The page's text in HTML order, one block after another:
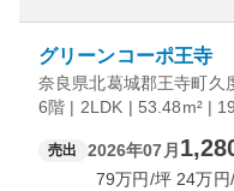
グリーンコーポ王寺
奈良県北葛城郡王寺町久
6階 | 2LDK | 53.48m² |
売出 2026年07月
79万円/坪 24万円